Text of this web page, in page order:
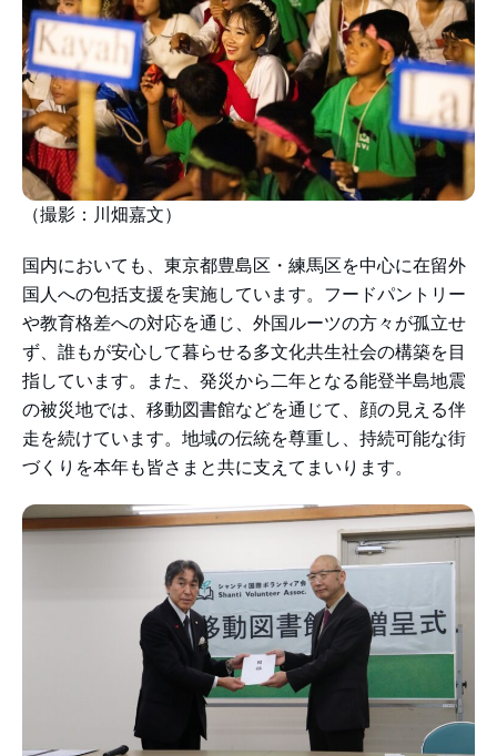
（撮影：川畑嘉文）
国内においても、東京都豊島区・練馬区を中心に在留外
国人への包括支援を実施しています。フードパントリー
や教育格差への対応を通じ、外国ルーツの方々が孤立せ
ず、誰もが安心して暮らせる多文化共生社会の構築を目
指しています。また、発災から二年となる能登半島地震
の被災地では、移動図書館などを通じて、顔の見える伴
走を続けています。地域の伝統を尊重し、持続可能な街
づくりを本年も皆さまと共に支えてまいります。